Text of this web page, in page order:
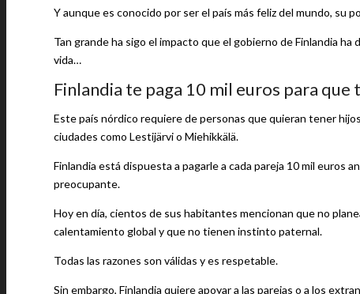
Y aunque es conocido por ser el país más feliz del mundo, su
Tan grande ha sigo el impacto que el gobierno de Finlandia
vida…
Finlandia te paga 10 mil euros para que
Este país nórdico requiere de personas que quieran tener
ciudades como Lestijärvi o Miehikkälä.
Finlandia está dispuesta a pagarle a cada pareja 10 mil euros
preocupante.
Hoy en día, cientos de sus habitantes mencionan que no
calentamiento global y que no tienen instinto paternal.
Todas las razones son válidas y es respetable.
Sin embargo, Finlandia quiere apoyar a las parejas o a los